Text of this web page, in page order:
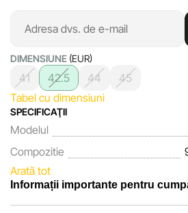
DIMENSIUNE (EUR)
41 42.5 44
45
Tabel cu dimensiuni
SPECIFICAŢII
Modelul
Compozitie
Arată tot
Informații importante pentru